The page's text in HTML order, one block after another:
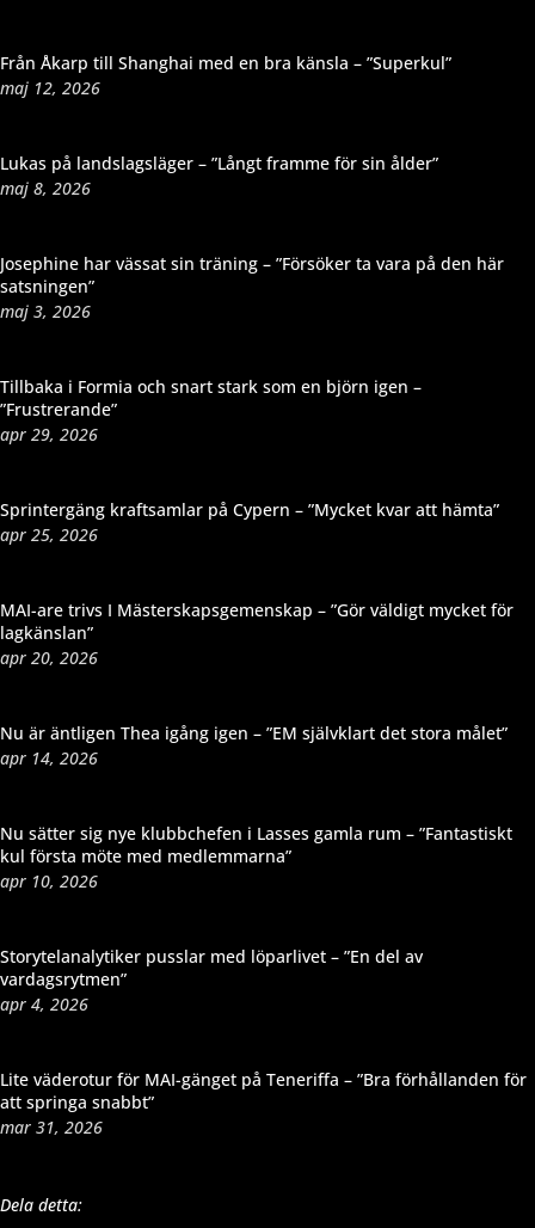
Från Åkarp till Shanghai med en bra känsla – ”Superkul”
maj 12, 2026
Lukas på landslagsläger – ”Långt framme för sin ålder”
maj 8, 2026
Josephine har vässat sin träning – ”Försöker ta vara på den här
satsningen”
maj 3, 2026
Tillbaka i Formia och snart stark som en björn igen –
”Frustrerande”
apr 29, 2026
Sprintergäng kraftsamlar på Cypern – ”Mycket kvar att hämta”
apr 25, 2026
MAI-are trivs I Mästerskapsgemenskap – ”Gör väldigt mycket för
lagkänslan”
apr 20, 2026
Nu är äntligen Thea igång igen – ”EM självklart det stora målet”
apr 14, 2026
Nu sätter sig nye klubbchefen i Lasses gamla rum – ”Fantastiskt
kul första möte med medlemmarna”
apr 10, 2026
Storytelanalytiker pusslar med löparlivet – ”En del av
vardagsrytmen”
apr 4, 2026
Lite väderotur för MAI-gänget på Teneriffa – ”Bra förhållanden för
att springa snabbt”
mar 31, 2026
Dela detta: